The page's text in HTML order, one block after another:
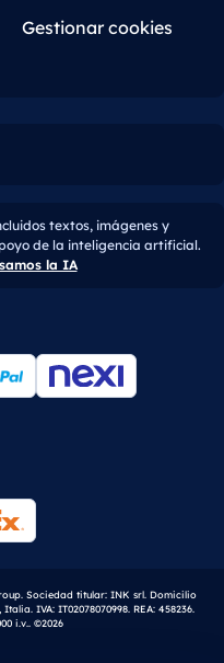
Gestionar cookies
textos, imágenes y
de la inteligencia artificial.
la IA
Sociedad titular: INK srl. Domicilio
IVA: IT02078070998. REA: 458236.
i.v.. ©2026